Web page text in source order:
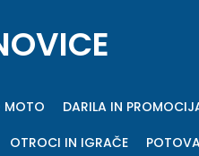
MOTO DARILA IN
OTROCI IN IGRAČE